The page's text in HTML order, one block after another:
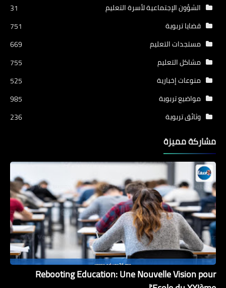
الشؤون الإجتماعية لأسرة التعليم
31
قضايا تربوية
751
مستجدات التعليم
669
مشاكل التعليم
755
منوعات إخبارية
525
مواضيع تربوية
985
وثائق تربوية
236
مشاركة مميزة
Rebooting Education: Une Nouvelle Vision pour